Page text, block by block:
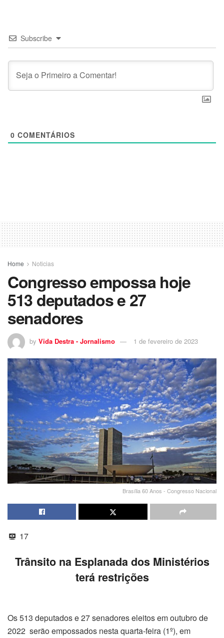
Subscribe
0 COMENTÁRIOS
Home Noticias
Congresso empossa hoje
513 deputados e 27
senadores
by Vida Destra - Jornalismo 1 de fevereiro de 2023
Brasília 60 Anos - Congresso Nacional
17
Trânsito na Esplanada dos Ministérios
terá restrições
Os 513 deputados e 27 senadores eleitos em outubro de
2022 serão empossados nesta quarta-feira (1º), em